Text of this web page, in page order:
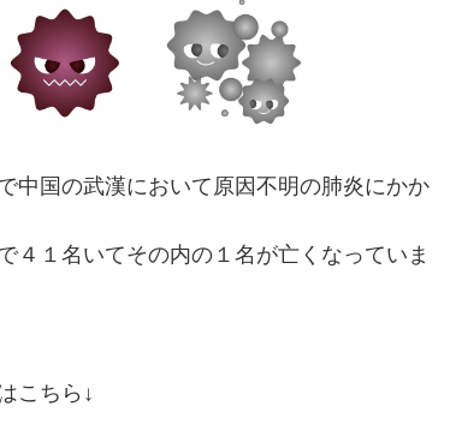
中国の武漢において原因不明の肺炎にかか
４１名いてその内の１名が亡くなっていま
こちら↓